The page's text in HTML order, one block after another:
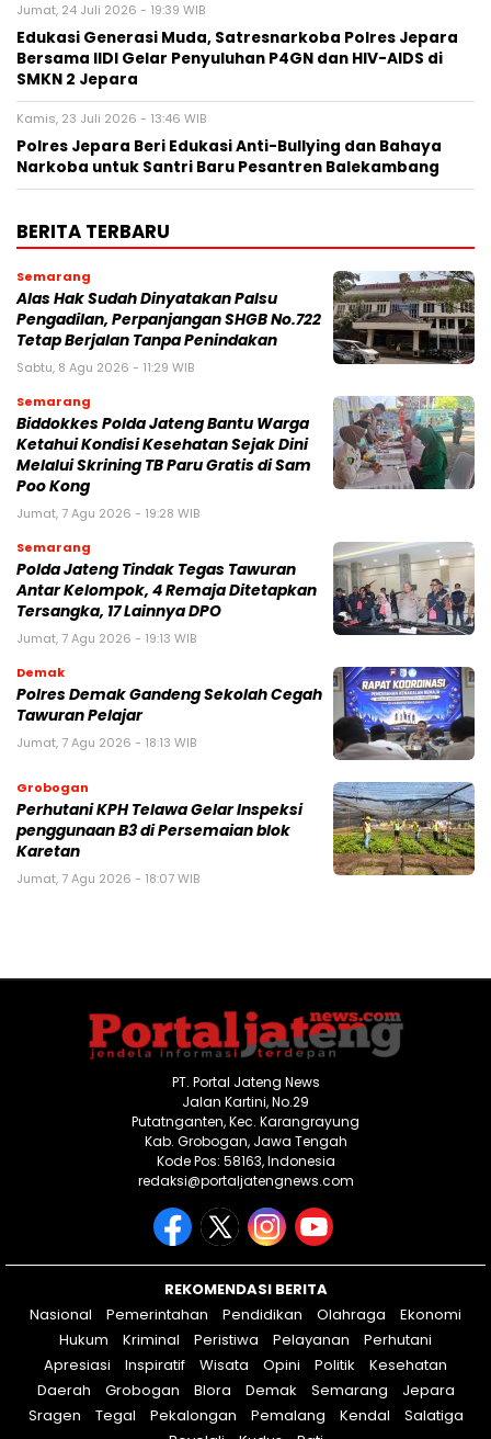
Jumat, 24 Juli 2026 - 19:39 WIB
Edukasi Generasi Muda, Satresnarkoba Polres Jepara
Bersama IIDI Gelar Penyuluhan P4GN dan HIV-AIDS di
SMKN 2 Jepara
Kamis, 23 Juli 2026 - 13:46 WIB
Polres Jepara Beri Edukasi Anti-Bullying dan Bahaya
Narkoba untuk Santri Baru Pesantren Balekambang
BERITA TERBARU
Semarang
Alas Hak Sudah Dinyatakan Palsu
Pengadilan, Perpanjangan SHGB No.722
Tetap Berjalan Tanpa Penindakan
Sabtu, 8 Agu 2026 - 11:29 WIB
Semarang
Biddokkes Polda Jateng Bantu Warga
Ketahui Kondisi Kesehatan Sejak Dini
Melalui Skrining TB Paru Gratis di Sam
Poo Kong
Jumat, 7 Agu 2026 - 19:28 WIB
Semarang
Polda Jateng Tindak Tegas Tawuran
Antar Kelompok, 4 Remaja Ditetapkan
Tersangka, 17 Lainnya DPO
Jumat, 7 Agu 2026 - 19:13 WIB
Demak
Polres Demak Gandeng Sekolah Cegah
Tawuran Pelajar
Jumat, 7 Agu 2026 - 18:13 WIB
Grobogan
Perhutani KPH Telawa Gelar Inspeksi
penggunaan B3 di Persemaian blok
Karetan
Jumat, 7 Agu 2026 - 18:07 WIB
PT. Portal Jateng News
Jalan Kartini, No.29
Putatnganten, Kec. Karangrayung
Kab. Grobogan, Jawa Tengah
Kode Pos: 58163, Indonesia
redaksi@portaljatengnews.com
REKOMENDASI BERITA
Nasional
Pemerintahan Pendidikan Olahraga
Ekonomi
Hukum
Kriminal Peristiwa Pelayanan
Perhutani
Apresiasi
Inspiratif Wisata Opini Politik
Kesehatan
Daerah
Grobogan Blora Demak Semarang
Jepara
Sragen
Tegal Pekalongan Pemalang Kendal
Salatiga